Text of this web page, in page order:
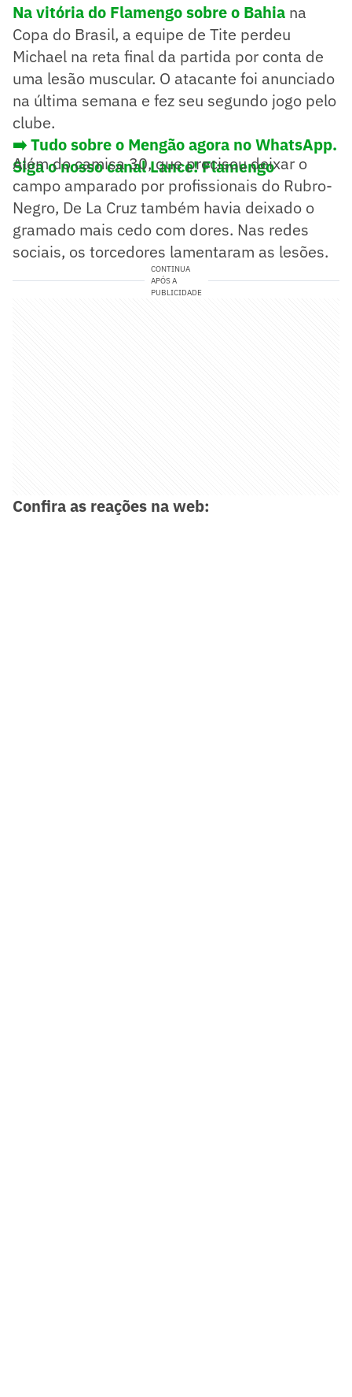
Na vitória do Flamengo sobre o Bahia na
Copa do Brasil, a equipe de Tite perdeu
Michael na reta final da partida por conta de
uma lesão muscular. O atacante foi anunciado
na última semana e fez seu segundo jogo pelo
clube.
➡️ Tudo sobre o Mengão agora no WhatsApp.
Siga o nosso canal Lance! Flamengo
Além do camisa 30, que precisou deixar o
campo amparado por profissionais do Rubro-
Negro, De La Cruz também havia deixado o
gramado mais cedo com dores. Nas redes
sociais, os torcedores lamentaram as lesões.
CONTINUA
APÓS A
PUBLICIDADE
Confira as reações na web: